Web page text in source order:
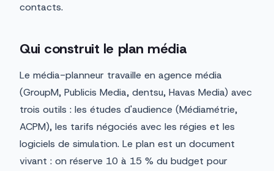
contacts.
Qui construit le plan média
Le média-planneur travaille en agence média
(GroupM, Publicis Media, dentsu, Havas Media) avec
trois outils : les études d'audience (Médiamétrie,
ACPM), les tarifs négociés avec les régies et les
logiciels de simulation. Le plan est un document
vivant : on réserve 10 à 15 % du budget pour